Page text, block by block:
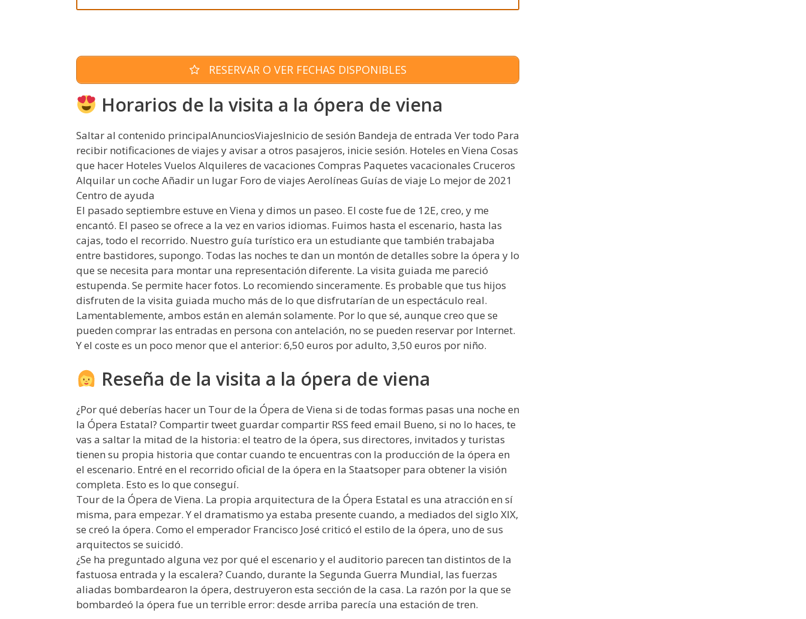
RESERVAR O VER FECHAS DISPONIBLES
Horarios de la visita a la ópera de viena
Saltar al contenido principalAnunciosViajesInicio de sesión Bandeja de entrada Ver todo Para
recibir notificaciones de viajes y avisar a otros pasajeros, inicie sesión. Hoteles en Viena Cosas
que hacer Hoteles Vuelos Alquileres de vacaciones Compras Paquetes vacacionales Cruceros
Alquilar un coche Añadir un lugar Foro de viajes Aerolíneas Guías de viaje Lo mejor de 2021
Centro de ayuda
El pasado septiembre estuve en Viena y dimos un paseo. El coste fue de 12E, creo, y me
encantó. El paseo se ofrece a la vez en varios idiomas. Fuimos hasta el escenario, hasta las
cajas, todo el recorrido. Nuestro guía turístico era un estudiante que también trabajaba
entre bastidores, supongo. Todas las noches te dan un montón de detalles sobre la ópera y lo
que se necesita para montar una representación diferente. La visita guiada me pareció
estupenda. Se permite hacer fotos. Lo recomiendo sinceramente. Es probable que tus hijos
disfruten de la visita guiada mucho más de lo que disfrutarían de un espectáculo real.
Lamentablemente, ambos están en alemán solamente. Por lo que sé, aunque creo que se
pueden comprar las entradas en persona con antelación, no se pueden reservar por Internet.
Y el coste es un poco menor que el anterior: 6,50 euros por adulto, 3,50 euros por niño.
Reseña de la visita a la ópera de viena
¿Por qué deberías hacer un Tour de la Ópera de Viena si de todas formas pasas una noche en
la Ópera Estatal? Compartir tweet guardar compartir RSS feed email Bueno, si no lo haces, te
vas a saltar la mitad de la historia: el teatro de la ópera, sus directores, invitados y turistas
tienen su propia historia que contar cuando te encuentras con la producción de la ópera en
el escenario. Entré en el recorrido oficial de la ópera en la Staatsoper para obtener la visión
completa. Esto es lo que conseguí.
Tour de la Ópera de Viena. La propia arquitectura de la Ópera Estatal es una atracción en sí
misma, para empezar. Y el dramatismo ya estaba presente cuando, a mediados del siglo XIX,
se creó la ópera. Como el emperador Francisco José criticó el estilo de la ópera, uno de sus
arquitectos se suicidó.
¿Se ha preguntado alguna vez por qué el escenario y el auditorio parecen tan distintos de la
fastuosa entrada y la escalera? Cuando, durante la Segunda Guerra Mundial, las fuerzas
aliadas bombardearon la ópera, destruyeron esta sección de la casa. La razón por la que se
bombardeó la ópera fue un terrible error: desde arriba parecía una estación de tren.